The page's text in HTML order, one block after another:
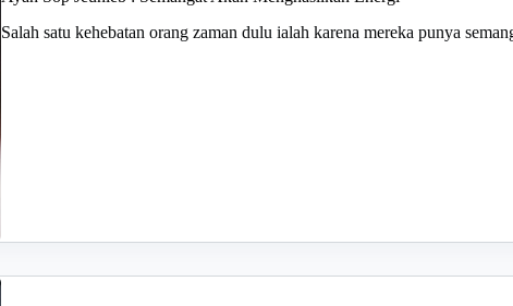
Salah satu kehebatan orang zaman dulu ialah karena mereka punya